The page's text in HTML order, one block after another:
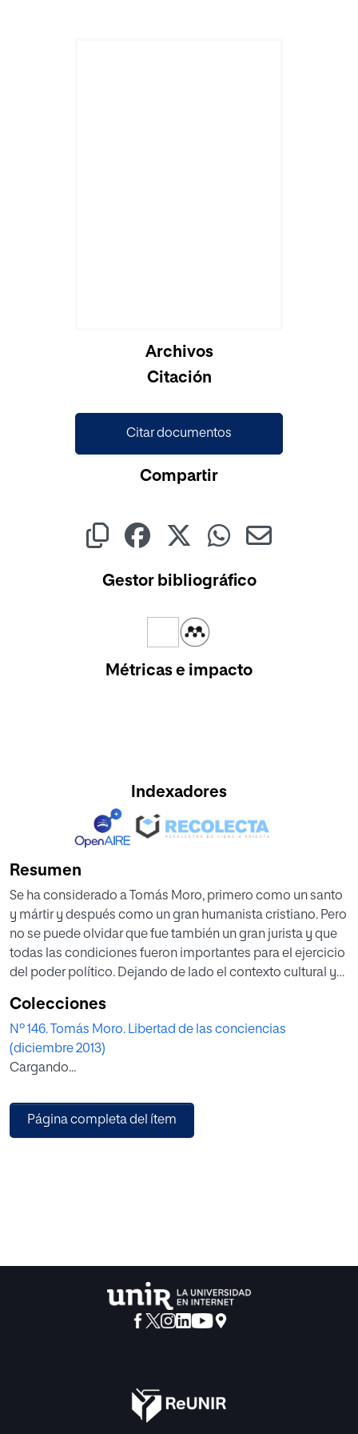
Archivos
Citación
Citar documentos
Compartir
Gestor bibliográfico
Métricas e impacto
Indexadores
Resumen
Se ha considerado a Tomás Moro, primero como un santo
y mártir y después como un gran humanista cristiano. Pero
no se puede olvidar que fue también un gran jurista y que
todas las condiciones fueron importantes para el ejercicio
del poder político. Dejando de lado el contexto cultural y
del autor de Utopía, destacando las virtudes y los
principios éticos que rigieron su actividad.
Colecciones
Nº 146. Tomás Moro. Libertad de las conciencias
(diciembre 2013)
Cargando...
Página completa del ítem